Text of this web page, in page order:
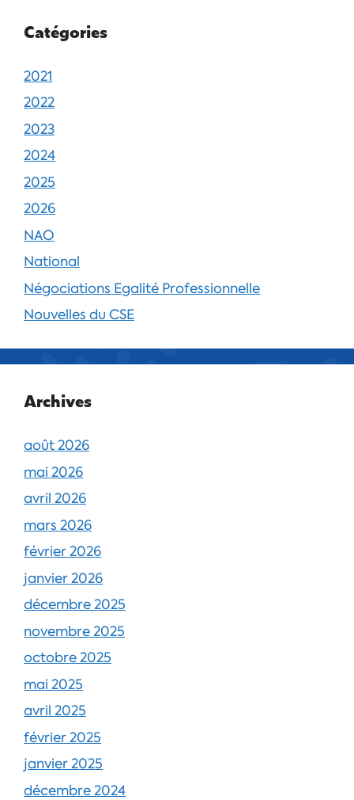
Catégories
2021
2022
2023
2024
2025
2026
NAO
National
Négociations Egalité Professionnelle
Nouvelles du CSE
Archives
août 2026
mai 2026
avril 2026
mars 2026
février 2026
janvier 2026
décembre 2025
novembre 2025
octobre 2025
mai 2025
avril 2025
février 2025
janvier 2025
décembre 2024